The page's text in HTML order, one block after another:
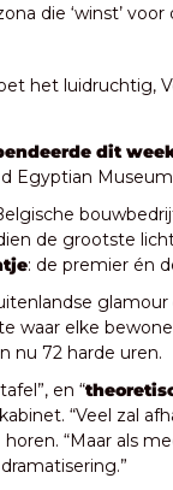
die ‘winst’
het luidruchtig,
dit
Egyptian
de grootste
: de premier én
glamour
waar elke
nu 72 harde uren.
en “
“Veel zal
“Maar als